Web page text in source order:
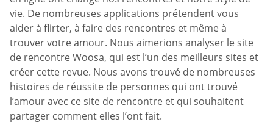
vie. De nombreuses applications prétendent vous
aider à flirter, à faire des rencontres et même à
trouver votre amour. Nous aimerions analyser le site
de rencontre Woosa, qui est l’un des meilleurs sites et
créer cette revue. Nous avons trouvé de nombreuses
histoires de réussite de personnes qui ont trouvé
l’amour avec ce site de rencontre et qui souhaitent
partager comment elles l’ont fait.